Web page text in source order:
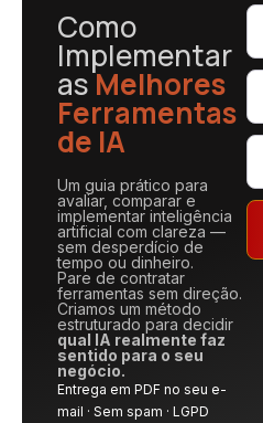
Como
Implementar
asMelhores
Ferramentas
de IA
Um guia prático para
avaliar, comparar e
implementar inteligência
artificial com clareza —
sem desperdício de
tempo ou dinheiro.
Pare de contratar
ferramentas sem direção.
Criamos um método
estruturado para decidir
qual IA realmente faz
sentido para o seu
negócio.
Entrega em PDF no seu e-
mail · Sem spam · LGPD